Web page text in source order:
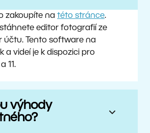
zakoupíte na této stránce.
stáhnete editor fotografií ze
účtu. Tento software na
a videí je k dispozici pro
11.
výhody